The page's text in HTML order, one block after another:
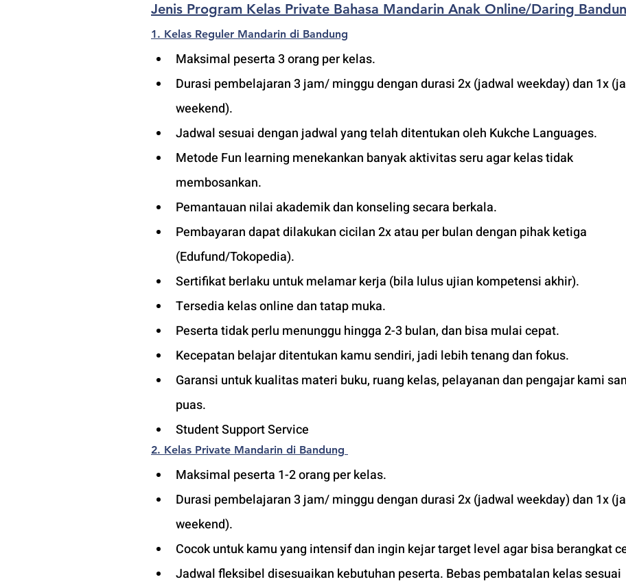
Jenis Program Kelas Private Bahasa Mandarin Anak Online/Daring
1. Kelas Reguler Mandarin di Bandung
Maksimal peserta 3 orang per kelas.
Durasi pembelajaran 3 jam/ minggu dengan durasi 2x (jadwal weekday) dan 1x
weekend).
Jadwal sesuai dengan jadwal yang telah ditentukan oleh Kukche Languages.
Metode Fun learning menekankan banyak aktivitas seru agar kelas tidak
membosankan.
Pemantauan nilai akademik dan konseling secara berkala.
Pembayaran dapat dilakukan cicilan 2x atau per bulan dengan pihak ketiga
(Edufund/Tokopedia).
Sertifikat berlaku untuk melamar kerja (bila lulus ujian kompetensi akhir).
Tersedia kelas online dan tatap muka.
Peserta tidak perlu menunggu hingga 2-3 bulan, dan bisa mulai cepat.
Kecepatan belajar ditentukan kamu sendiri, jadi lebih tenang dan fokus.
Garansi untuk kualitas materi buku, ruang kelas, pelayanan dan pengajar kami
puas.
Student Support Service
2. Kelas Private Mandarin di Bandung
Maksimal peserta 1-2 orang per kelas.
Durasi pembelajaran 3 jam/ minggu dengan durasi 2x (jadwal weekday) dan 1x
weekend).
Cocok untuk kamu yang intensif dan ingin kejar target level agar bisa berangkat
Jadwal fleksibel disesuaikan kebutuhan peserta. Bebas pembatalan kelas sesuai